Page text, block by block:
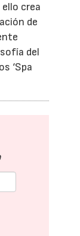
crea
de
del
‘Spa